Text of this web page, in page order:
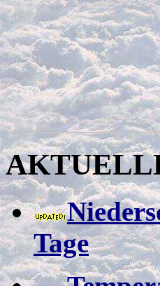
Tage